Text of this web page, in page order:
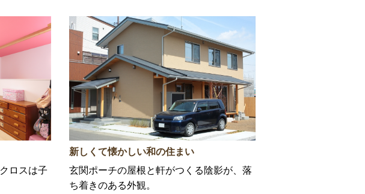
ロスは子
新しくて懐かしい和の住まい
玄関ポーチの屋根と軒がつくる陰影が、落
ち着きのある外観。